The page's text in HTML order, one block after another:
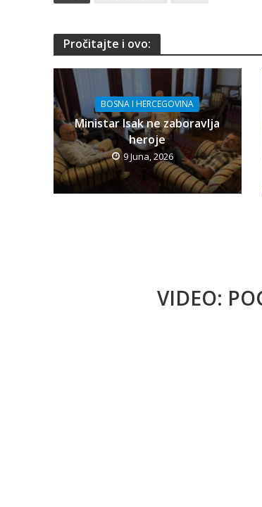
Pročitajte i ovo:
BOSNA I HERCEGOVINA
Ministar Isak ne zaboravlja
heroje
9 Juna, 2026
VIDEO: